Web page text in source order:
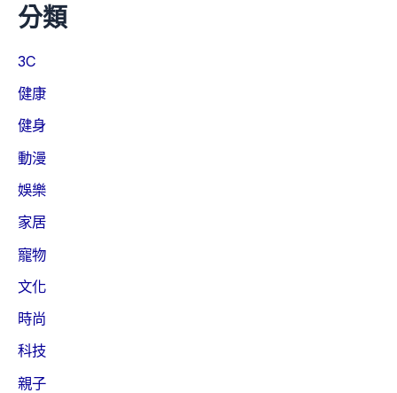
分類
3C
健康
健身
動漫
娛樂
家居
寵物
文化
時尚
科技
親子